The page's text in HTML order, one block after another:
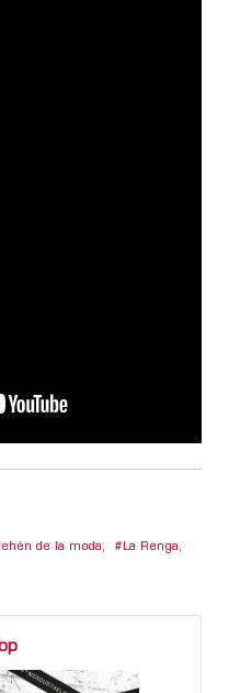
de la moda, La Renga,